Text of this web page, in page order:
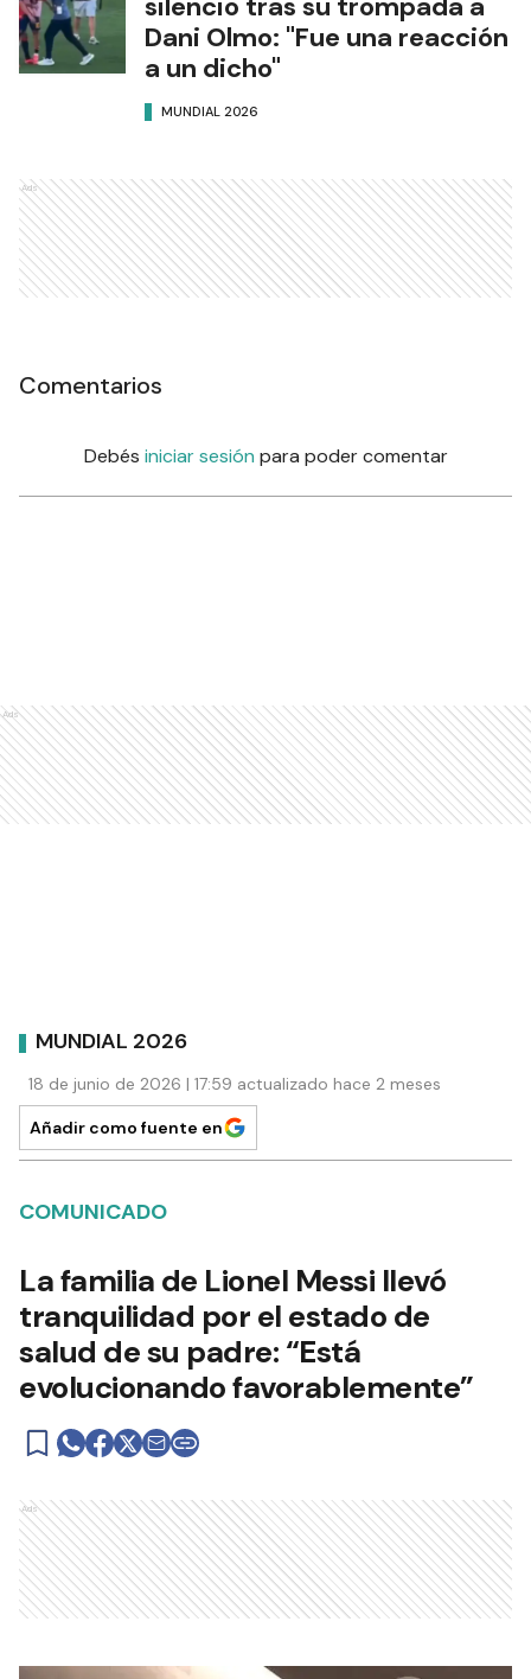
Dani Olmo: "Fue una reacción
a un dicho"
MUNDIAL 2026
Ads
Comentarios
Debés iniciar sesión para poder comentar
Ads
MUNDIAL 2026
18 de junio de 2026 | 17:59 actualizado hace 2 meses
Añadir como fuente en
COMUNICADO
La familia de Lionel Messi llevó
tranquilidad por el estado de
salud de su padre: “Está
evolucionando favorablemente”
Ads